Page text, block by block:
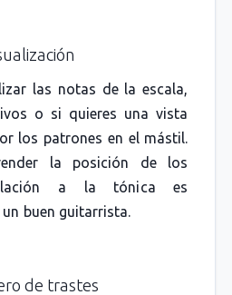
las notas de la escala,
o si quieres una vista
los patrones en el mástil.
la posición de los
a la tónica es
buen guitarrista.
de trastes